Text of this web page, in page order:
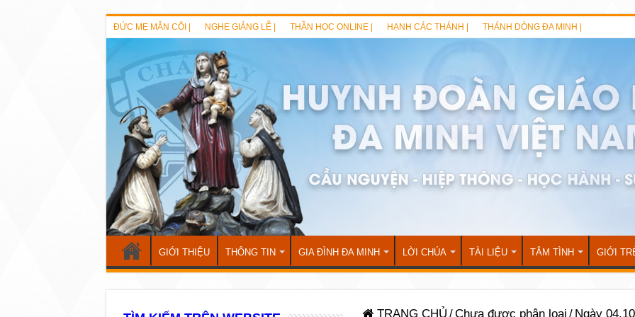
ĐỨC MẸ MÂN CÔI | NGHE GIẢNG LỄ | THẦN HỌC ONLINE | HẠNH CÁC THÁNH | THÁNH DÒNG ĐA MINH |
GIỚI THIỆU THÔNG TIN GIA ĐÌNH ĐA MINH LỜI CHÚA TÀI LIỆU TÂM TÌNH GIỚI
TRANG CHỦ /Chưa được phân loại / Ngày